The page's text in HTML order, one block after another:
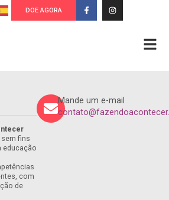
DOE AGORA
fins
educação
com
de
Mande um e-mail